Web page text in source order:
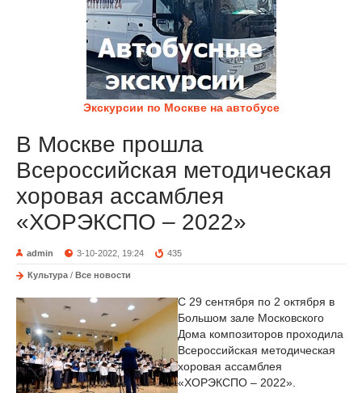
Экскурсии по Москве на автобусе
В Москве прошла
Всероссийская методическая
хоровая ассамблея
«ХОРЭКСПО – 2022»
admin 3-10-2022, 19:24 435
Культура / Все новости
С 29 сентября по 2 октября в
Большом зале Московского
Дома композиторов проходила
Всероссийская методическая
хоровая ассамблея
«ХОРЭКСПО – 2022».